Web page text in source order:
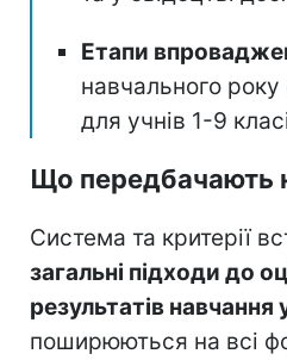
Етапи
навчального
для учнів 1-9
Що передбачають
Система та критерії
загальні підходи до
результатів навчання
поширюються на всі